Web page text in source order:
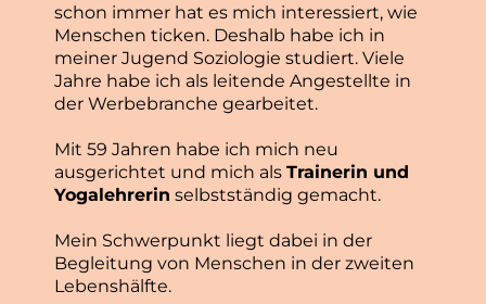
schon immer hat es mich interessiert, wie
Menschen ticken. Deshalb habe ich in
meiner Jugend Soziologie studiert. Viele
Jahre habe ich als leitende Angestellte in
der Werbebranche gearbeitet.
Mit 59 Jahren habe ich mich neu
ausgerichtet und mich als Trainerin und
Yogalehrerin selbstständig gemacht.
Mein Schwerpunkt liegt dabei in der
Begleitung von Menschen in der zweiten
Lebenshälfte.